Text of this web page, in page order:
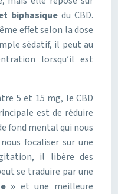
biphasiquedu CBD.
effet selon la dose
sédatif, il peut au
lorsqu’il est
5 et 15 mg, le CBD
est de réduire
fond mental qui nous
focaliser sur une
il libère des
se traduire par une
» et une meilleure